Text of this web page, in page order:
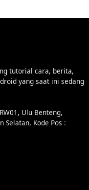
tutorial cara, berita,
yang saat ini sedang
Ulu Benteng,
Selatan, Kode Pos :